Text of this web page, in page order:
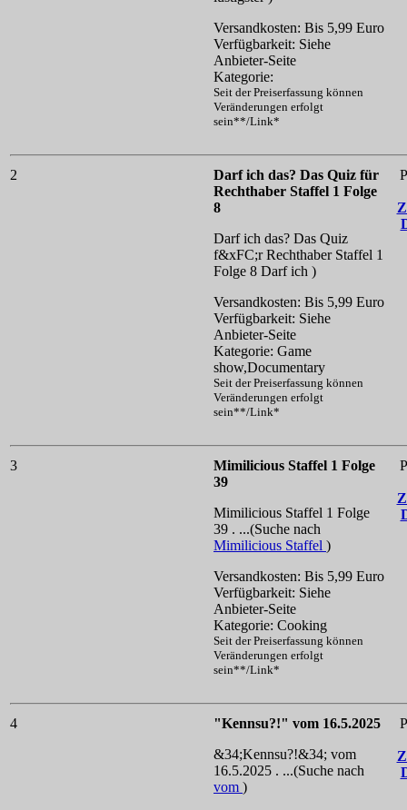
Versandkosten: Bis 5,99 Euro
Verfügbarkeit: Siehe
Anbieter-Seite
Kategorie:
Seit der Preiserfassung können
Veränderungen erfolgt
sein**/Link*
2
Darf ich das? Das Quiz für
Rechthaber Staffel 1 Folge
8
Darf ich das? Das Quiz
f&xFC;r Rechthaber Staffel 1
Folge 8 Darf ich )
Versandkosten: Bis 5,99 Euro
Verfügbarkeit: Siehe
Anbieter-Seite
Kategorie: Game
show,Documentary
Seit der Preiserfassung können
Veränderungen erfolgt
sein**/Link*
3
Mimilicious Staffel 1 Folge
39
Mimilicious Staffel 1 Folge
39 . ...(Suche nach
Mimilicious Staffel )
Versandkosten: Bis 5,99 Euro
Verfügbarkeit: Siehe
Anbieter-Seite
Kategorie: Cooking
Seit der Preiserfassung können
Veränderungen erfolgt
sein**/Link*
4
"Kennsu?!" vom 16.5.2025
&34;Kennsu?!&34; vom
16.5.2025 . ...(Suche nach
vom )